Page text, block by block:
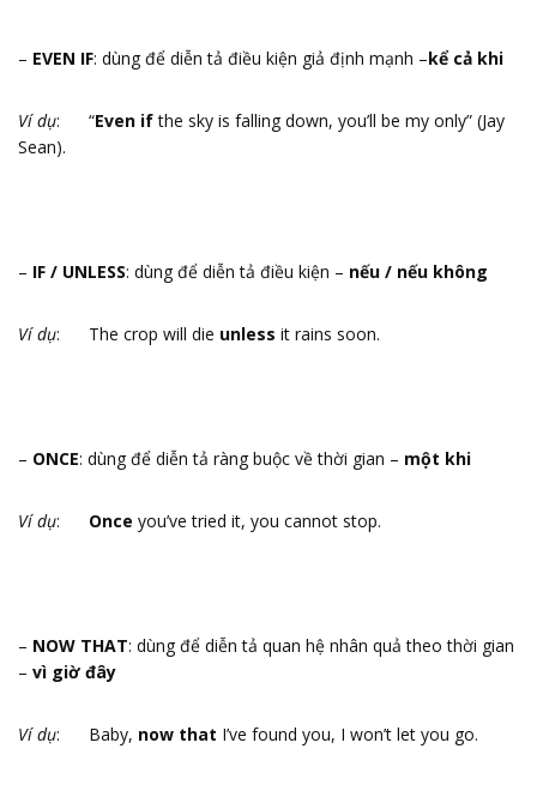
– EVEN IF: dùng để diễn tả điều kiện giả định mạnh –kể cả khi
Ví dụ: “Even ifthe sky is falling down, you’ll be my only” (Jay
Sean).
– IF / UNLESS: dùng để diễn tả điều kiện – nếu / nếu không
Ví dụ: The crop will die unless it rains soon.
– ONCE: dùng để diễn tả ràng buộc về thời gian – một khi
Ví dụ: Once you’ve tried it, you cannot stop.
– NOW THAT: dùng để diễn tả quan hệ nhân quả theo thời gian
– vì giờ đây
Ví dụ: Baby, now that I’ve found you, I won’t let you go.